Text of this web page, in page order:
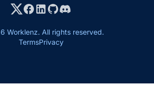
Worklenz. All rights reserved.
TermsPrivacy